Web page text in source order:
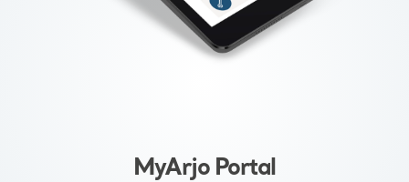
MyArjo Portal